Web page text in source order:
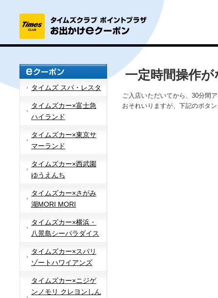
タイムズ スパ・レスタ
タイムズカー×富士急
ハイランド
タイムズカー×東京サ
マーランド
タイムズカー×西武園
ゆうえんち
タイムズカー×さがみ
湖MORI MORI
タイムズカー×横浜・
八景島シーパラダイス
タイムズカー×スパリ
ゾートハワイアンズ
タイムズカー×ニジゲ
ンノモリ クレヨンしん
一定時間操作
ご入店いただいてから、30分間
おそれいりますが、下記のボタ